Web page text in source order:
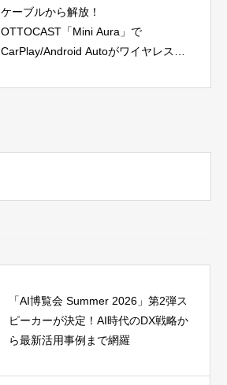
ケーブルから解放！
OTTOCAST「Mini Aura」で
CarPlay/Android Autoがワイヤレス
「AI博覧会 Summer 2026」第2弾ス
ピーカーが決定！AI時代のDX戦略か
ら最新活用事例まで網羅